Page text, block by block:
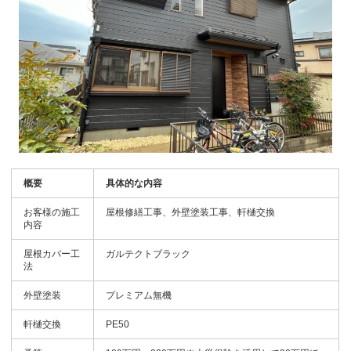
概要 具体的な内容
お客様の施工
内容
屋根修繕工事、外壁塗装工事、軒樋交換
屋根カバー工
法
ガルテクトブラック
外壁塗装 プレミアム無機
軒樋交換 PE50